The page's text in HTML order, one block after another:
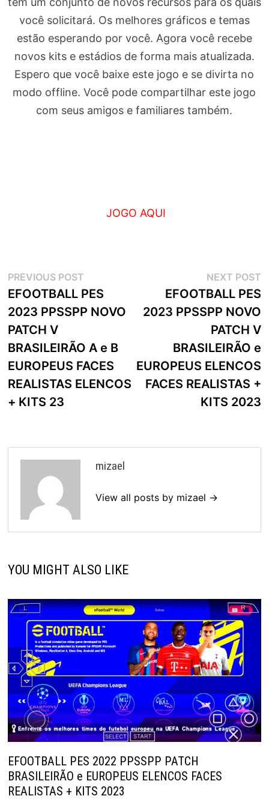
você solicitará. Os melhores gráficos e temas
estão esperando por você. Agora você recebe
novos kits e estádios de forma mais atualizada.
Espero que você baixe este jogo e se divirta no
modo offline. Você pode compartilhar este jogo
com seus amigos e familiares também.
JOGO AQUI
Navegação
de
artigos
PREVIOUS POSTPrevious
post:
EFOOTBALL PES
2023 PPSSPP NOVO
PATCH V
BRASILEIRÃO A e B
EUROPEUS FACES
REALISTAS ELENCOS
+ KITS 23
NEXT POST
EFOOTBALL PES
2023 PPSSPP NOVO
PATCH V
BRASILEIRÃO e
EUROPEUS ELENCOS
FACES REALISTAS +
KITS 2023
mizael
View all posts by mizael →
YOU MIGHT ALSO LIKE
EFOOTBALL PES 2022 PPSSPP PATCH
BRASILEIRÃO e EUROPEUS ELENCOS FACES
REALISTAS + KITS 2023